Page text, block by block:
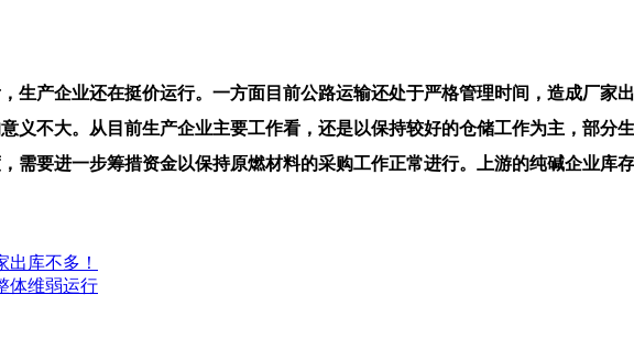
产企业还在挺价运行。一方面目前公路运输还处于严格管理时间，造成厂家
义不大。从目前生产企业主要工作看，还是以保持较好的仓储工作为主，部
需要进一步筹措资金以保持原燃材料的采购工作正常进行。上游的纯碱企业库
出库不多！
体维弱运行